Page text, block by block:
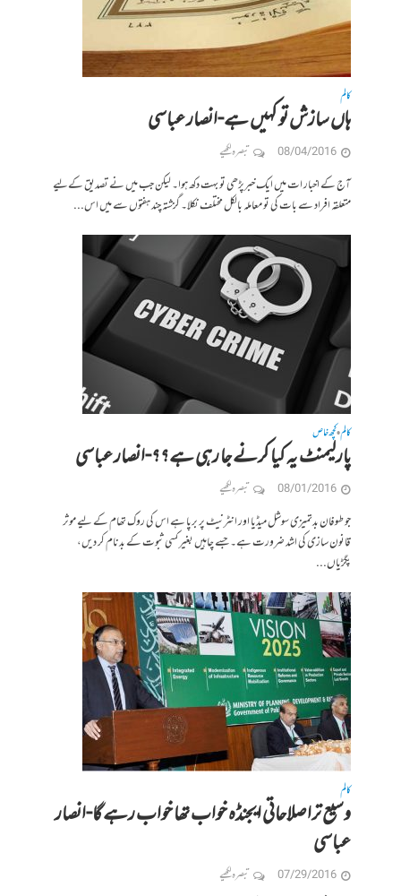
کالم
ہاں سازش تو کہیں ہے-انصار عباسی
08/04/2016 تبصرہ لکھیے
آج کے اخبار ات میں ایک خبرپڑھی تو بہت دکھ ہوا۔ لیکن جب میں نے تصدیق کےلیے
متعلقہ افراد سے بات کی تو معاملہ بالکل مختلف نکلا۔ گزشتہ چند ہفتوں سے میں اس...
کالم•کچھ خاص
پارلیمنٹ یہ کیا کرنے جا رہی ہے؟؟-انصار عباسی
08/01/2016 تبصرہ لکھیے
جو طوفان بدتمیزی سوشل میڈیا اور انٹرنیٹ پر برپا ہے اس کی روک تھام کے لیے موثر
قانون سازی کی اشد ضرورت ہے۔ جسے چاہیں بغیر کسی ثبوت کے بدنام کر دیں،
پگڑیاں...
کالم
وسیع تراصلاحاتی ایجنڈہ خواب تھا خواب رہے گا-انصار
عباسی
07/29/2016 تبصرہ لکھیے